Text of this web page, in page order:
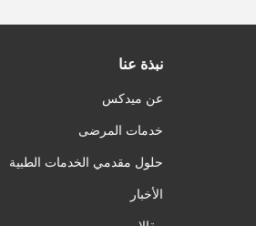
نبذة عنا
عن ميدكس
خدمات المرضى
حلول مقدمي الخدمات الطبية
الأخبار